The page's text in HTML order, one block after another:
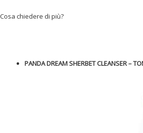
Cosa chiedere di più?
PANDA DREAM SHERBET CLEANSER –